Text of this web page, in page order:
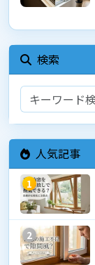
検索
人気記事
1
2